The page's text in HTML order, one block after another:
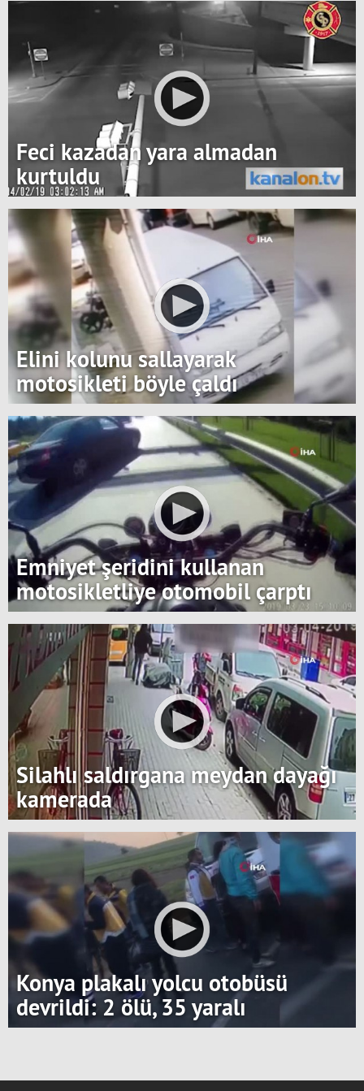
Feci kazadan yara almadan
kurtuldu
Elini kolunu sallayarak
motosikleti böyle çaldı
Emniyet şeridini kullanan
motosikletliye otomobil çarptı
Silahlı saldırgana meydan dayağı
kamerada
Konya plakalı yolcu otobüsü
devrildi: 2 ölü, 35 yaralı